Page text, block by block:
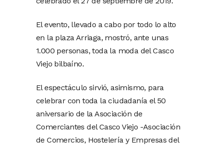
El evento, llevado a cabo por todo lo alto
en la plaza Arriaga, mostró, ante unas
1.000 personas, toda la moda del Casco
Viejo bilbaíno.
El espectáculo sirvió, asimismo, para
celebrar con toda la ciudadanía el 50
aniversario de la Asociación de
Comerciantes del Casco Viejo -Asociación
de Comercios, Hostelería y Empresas del